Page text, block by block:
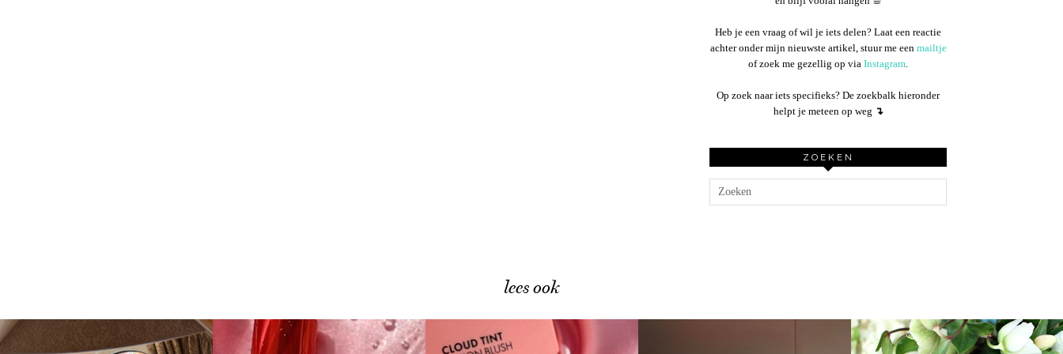
Heb je een vraag of wil je iets delen? Laat een reactie
achter onder mijn nieuwste artikel, stuur me een mailtje
of zoek me gezellig op via Instagram.
Op zoek naar iets specifieks? De zoekbalk hieronder
helpt je meteen op weg ↴
ZOEKEN
lees ook